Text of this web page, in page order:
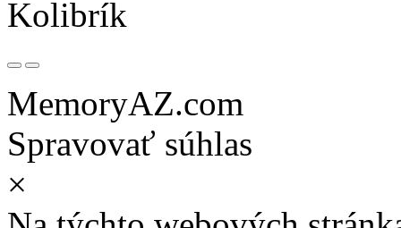
Kolibrík
MemoryAZ.com
Spravovať súhlas
×